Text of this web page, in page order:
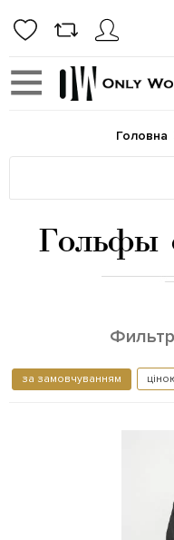
Головна
Гольфы
за замовчуванням